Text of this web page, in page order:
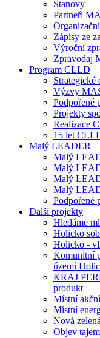
Stanovy
Partneři
Zápisy ze
Výroční
Zpravodaj
Program CLLD
Strategické
Výzvy
Podpořené
Projekty
Realizace
15 let
Malý LEADER
Malý
Malý
Malý
Malý
Podpořené
Další projekty
Hledáme
Holicko
Holicko -
Komunitní
území
KRAJ
produkt
Místní
Místní
Nová
Objev